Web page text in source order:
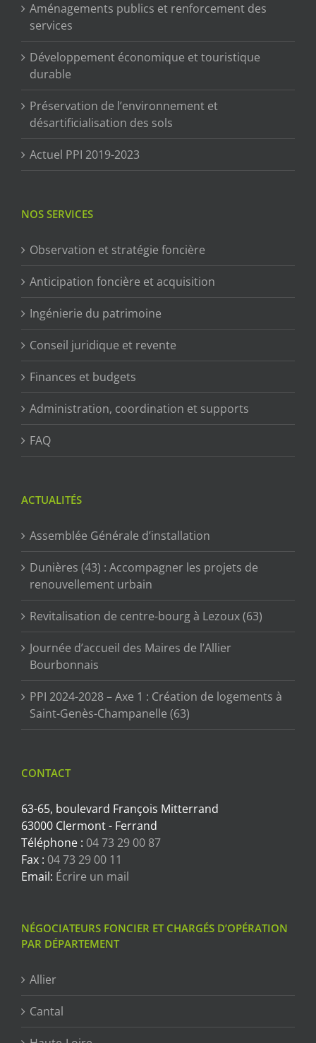
Aménagements publics et renforcement des
services
Développement économique et touristique
durable
Préservation de l’environnement et
désartificialisation des sols
Actuel PPI 2019-2023
NOS SERVICES
Observation et stratégie foncière
Anticipation foncière et acquisition
Ingénierie du patrimoine
Conseil juridique et revente
Finances et budgets
Administration, coordination et supports
FAQ
ACTUALITÉS
Assemblée Générale d’installation
Dunières (43) : Accompagner les projets de
renouvellement urbain
Revitalisation de centre-bourg à Lezoux (63)
Journée d’accueil des Maires de l’Allier
Bourbonnais
PPI 2024-2028 – Axe 1 : Création de logements à
Saint-Genès-Champanelle (63)
CONTACT
63-65, boulevard François Mitterrand
63000 Clermont - Ferrand
Téléphone : 04 73 29 00 87
Fax : 04 73 29 00 11
Email: Écrire un mail
NÉGOCIATEURS FONCIER ET CHARGÉS D’OPÉRATION
PAR DÉPARTEMENT
Allier
Cantal